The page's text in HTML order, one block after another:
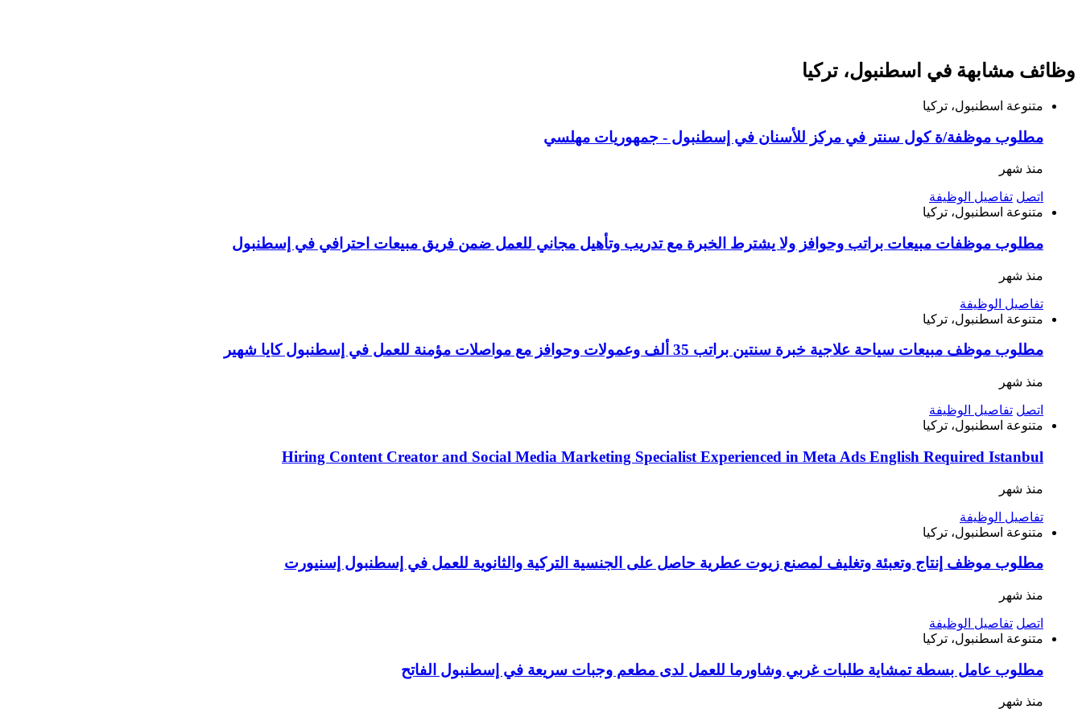
وظائف مشابهة في اسطنبول، تركيا
متنوعة اسطنبول، تركيا
مطلوب موظفة/ة كول سنتر في مركز للأسنان في إسطنبول - جمهوريات مهلسي
منذ شهر
اتصل تفاصيل الوظيفة
متنوعة اسطنبول، تركيا
مطلوب موظفات مبيعات براتب وحوافز ولا يشترط الخبرة مع تدريب وتأهيل مجاني للعمل ضمن فريق مبيعات احترافي في إسطنبول
منذ شهر
تفاصيل الوظيفة
متنوعة اسطنبول، تركيا
مطلوب موظف مبيعات سياحة علاجية خبرة سنتين براتب 35 ألف وعمولات وحوافز مع مواصلات مؤمنة للعمل في إسطنبول كايا شهير
منذ شهر
اتصل تفاصيل الوظيفة
متنوعة اسطنبول، تركيا
Hiring Content Creator and Social Media Marketing Specialist Experienced in Meta Ads English Required Istanbul
منذ شهر
تفاصيل الوظيفة
متنوعة اسطنبول، تركيا
مطلوب موظف إنتاج وتعبئة وتغليف لمصنع زيوت عطرية حاصل على الجنسية التركية والثانوية للعمل في إسطنبول إسنيورت
منذ شهر
اتصل تفاصيل الوظيفة
متنوعة اسطنبول، تركيا
مطلوب عامل بسطة تمشاية طلبات غربي وشاورما للعمل لدى مطعم وجبات سريعة في إسطنبول الفاتح
منذ شهر